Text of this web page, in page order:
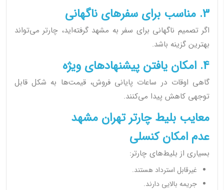
3. مناسب برای سفرهای ناگهانی
اگر تصمیم ناگهانی برای سفر به مشهد گرفته‌اید، چارتر می‌تواند
بهترین گزینه باشد.
4. امکان یافتن پیشنهادهای ویژه
گاهی اوقات در ساعات پایانی فروش، قیمت‌ها به شکل قابل
توجهی کاهش پیدا می‌کنند.
معایب بلیط چارتر تهران مشهد
عدم امکان کنسلی
بسیاری از بلیط‌های چارتر:
غیرقابل استرداد هستند.
جریمه بالایی دارند.